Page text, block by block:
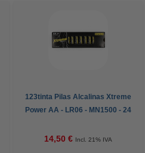
123tinta Pilas Alcalinas Xtreme
Power AA - LR06 - MN1500 - 24
14,50 € Incl. 21% IVA